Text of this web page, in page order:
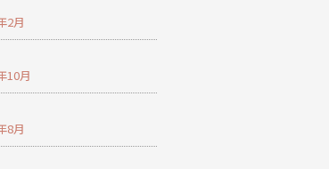
2月
10月
8月